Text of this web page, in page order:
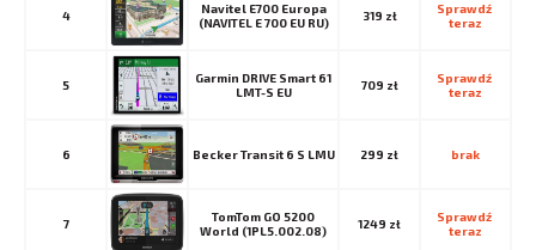
4
Navitel E700 Europa
(NAVITEL E 700 EU RU)
319 zł
Sprawdź
teraz
5
Garmin DRIVE Smart 61
LMT-S EU
709 zł
Sprawdź
teraz
6 Becker Transit 6 S LMU 299 zł brak
7
TomTom GO 5200
World (1PL5.002.08)
1249 zł
Sprawdź
teraz